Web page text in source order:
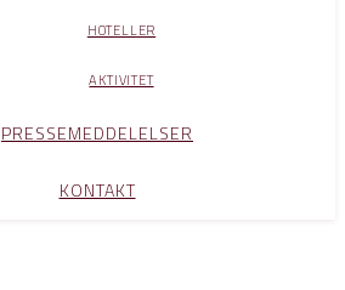
HOTELLER
AKTIVITET
PRESSEMEDDELELSER
KONTAKT